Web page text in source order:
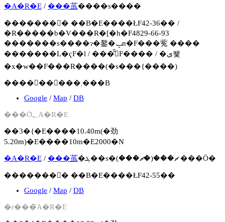
�A�R�E / ���茧����s����
�������񍐏� ��B�E����ŁF42-36�� /
�R�����b�V���R�[�h�F4829-66-93
�������s����ɂ�鏊�ݒn�F���蒬 ����
�������L�ҁF�l / ���͂̏󋵁F���� / �ی쐧
�x�w��F���R����(�s���{����)
����񂪌�����܂���B
Google / Map / DB
���Ö؂̃A�R�E
��3�{�E����10.40m(�劲
5.20m)�E����10m�E2000�N
�A�R�E / ���茧 �ܓ��s�ޗ���(�ޗ���) ���Ö�
�������񍐏� ��B�E����ŁF42-55��
Google / Map / DB
�r���̃A�R�E